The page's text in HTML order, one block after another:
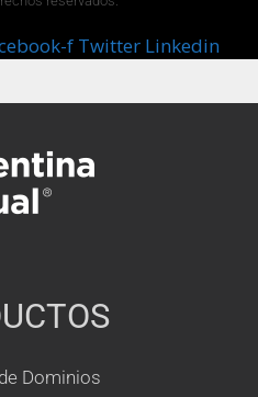
f Twitter Linkedin
Dominios